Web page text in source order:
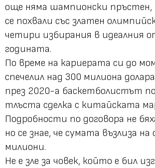
още няма шампионски пръстен,
се похвали със златен
четири избирания в идеалния
годината.
По време на кариерата си до
спечелил над 300 милиона
през 2020-а баскетболистът
тлъста сделка с китайската
Подробности по договора не
но се знае, че сумата възлиза
милиони.
Не е зле за човек, който е бил